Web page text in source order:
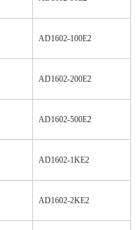
AD1602-100E2
AD1602-200E2
AD1602-500E2
AD1602-1KE2
AD1602-2KE2